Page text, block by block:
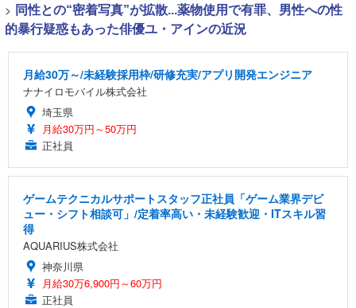
> 同性との“密着写真”が拡散...薬物使用で有罪、男性への性
的暴行疑惑もあった俳優ユ・アインの近況
月給30万～/未経験採用枠/研修充実/アプリ開発エンジニア
ナナイロモバイル株式会社
埼玉県
月給30万円～50万円
正社員
ゲームテクニカルサポートスタッフ正社員「ゲーム業界デビ
ュー・シフト相談可」/定着率高い・未経験歓迎・ITスキル習
得
AQUARIUS株式会社
神奈川県
月給30万6,900円～60万円
正社員